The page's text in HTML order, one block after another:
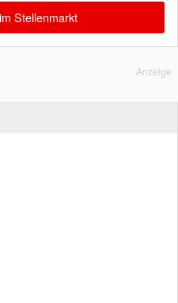
Stellenmarkt
Anzeige